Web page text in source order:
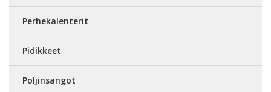
Perhekalenterit
Pidikkeet
Poljinsangot